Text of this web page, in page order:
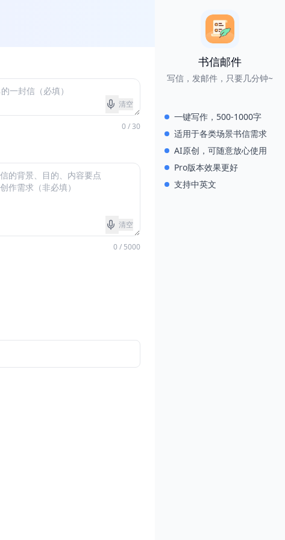
清空
0 / 30
清空
0 / 5000
书信邮件
写信，发邮件，只要几分钟~
一键写作，500-1000字
适用于各类场景书信需求
AI原创，可随意放心使用
Pro版本效果更好
支持中英文